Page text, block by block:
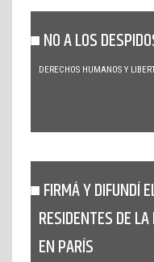
NO A LOS
DERECHOS HUMANOS Y
FIRMÁ Y DIFUNDÍ
RESIDENTES DE
EN PARÍS